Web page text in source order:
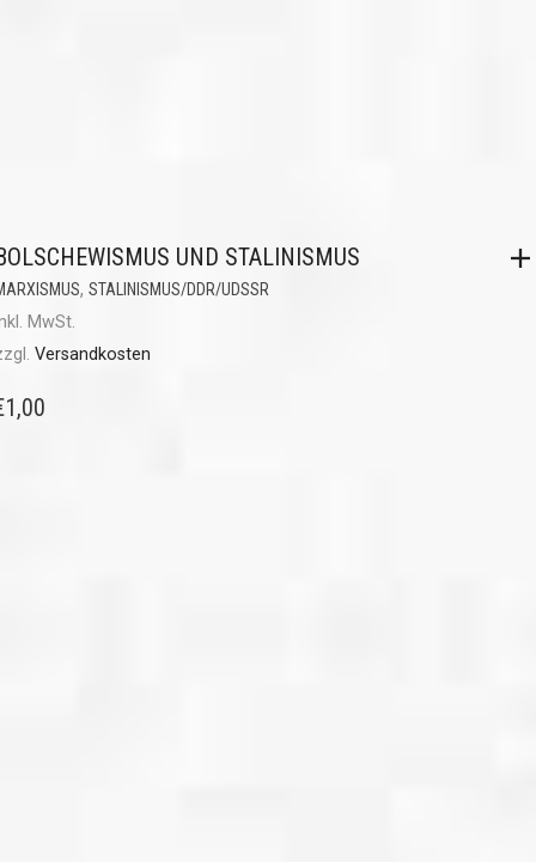
UND STALINISMUS
, STALINISMUS/DDR/UDSSR
MwSt.
Versandkosten
1,00